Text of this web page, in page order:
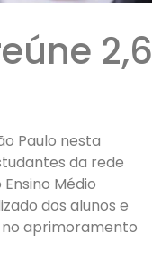
2,6
Paulo nesta
da rede
Médio
dos alunos e
no aprimoramento